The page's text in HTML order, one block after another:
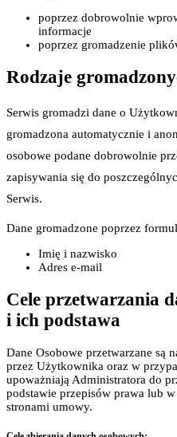
poprzez dobrowolnie
informacje
poprzez gromadzenie
Rodzaje
Serwis gromadzi dane o
gromadzona automatycznie i
osobowe podane dobrowolnie
zapisywania się do
Serwis.
Dane gromadzone poprzez
Imię i nazwisko
Adres e-mail
Cele przetwarzania
i ich podstawa
Dane Osobowe przetwarzane są
przez Użytkownika oraz w
upoważniają Administratora do
podstawie przepisów prawa lub
stronami umowy.